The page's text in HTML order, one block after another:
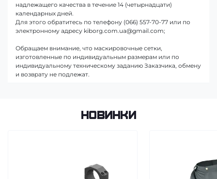
надлежащего качества в течение 14 (четырнадцати)
календарных дней.
Для этого обратитесь по телефону (066) 557-70-77 или по
электронному адресу kiborg.com.ua@gmail.com;
Обращаем внимание, что маскировочные сетки,
изготовленные по индивидуальным размерам или по
индивидуальному техническому заданию Заказчика, обмену
и возврату не подлежат.
Новинки